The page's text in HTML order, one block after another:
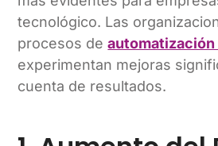
tecnológico. Las
procesos deautomatización
experimentan mejoras
cuenta de resultados.